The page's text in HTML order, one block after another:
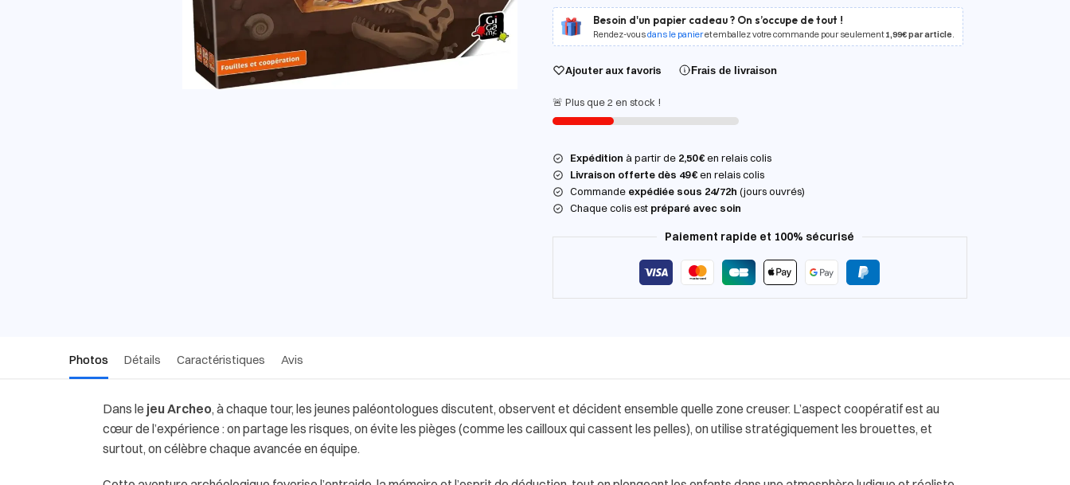
Besoin d'un papier cadeau ? On s’occupe de tout !
Rendez-vousdans le panieret emballez votre commande pour seulement1,99€ par article.
Ajouter aux favoris Frais de livraison
🚨 Plus que 2 en stock !
Expédition à partir de 2,50 €en relais colis
Livraison offerte dès 49 €en relais colis
Commande expédiée sous 24/72h (jours ouvrés)
Chaque colis est préparé avec soin
Paiement rapide et 100% sécurisé
Photos Détails Caractéristiques Avis
Dans le jeu Archeo, à chaque tour, les jeunes paléontologues discutent, observent et décident ensemble quelle zone creuser. L’aspect coopératif est au
cœur de l’expérience : on partage les risques, on évite les pièges (comme les cailloux qui cassent les pelles), on utilise stratégiquement les brouettes, et
surtout, on célèbre chaque avancée en équipe.